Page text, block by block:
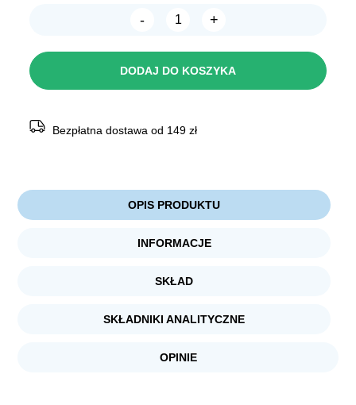
-
ilość
ADULT
ZIEMNIAKAMI
+
DODAJ DO KOSZYKA
Bezpłatna dostawa od 149 zł
OPIS PRODUKTU
INFORMACJE
SKŁAD
SKŁADNIKI ANALITYCZNE
OPINIE